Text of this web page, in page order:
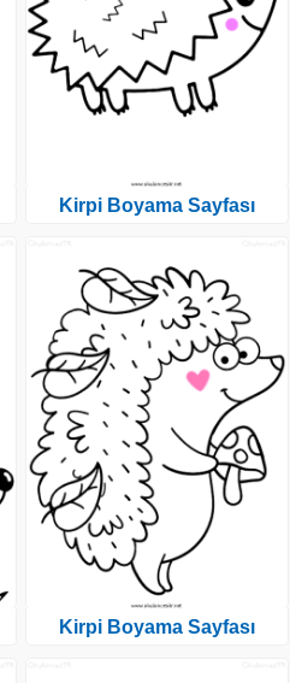
Kirpi Boyama Sayfası
Kirpi Boyama Sayfası